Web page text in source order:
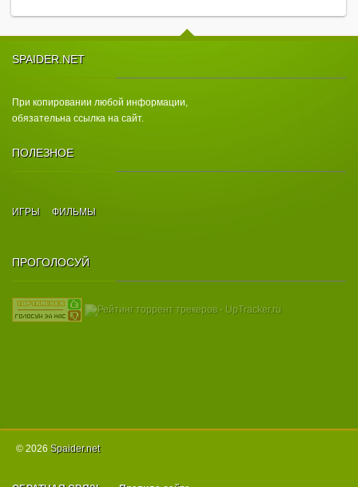
SPAIDER.NET
При копировании любой информации,
обязательна ссылка на сайт.
ПОЛЕЗНОЕ
ИГРЫ ФИЛЬМЫ
ПРОГОЛОСУЙ
© 2026 Spаider.net